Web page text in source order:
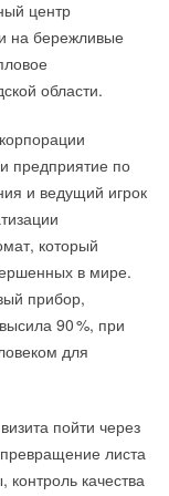
центр
на бережливые
области.
предприятие по
и ведущий игрок
который
в мире.
прибор,
90%, при
для
пойти через
листа
качества
обладает
и не теряет
Для
обычно обладают
энергию
общим
и
актуальных
названы
за
городского
цифровых
ИИ, в том
внимание
как общего
Кроме того,
Чунг назвал
кризисов,